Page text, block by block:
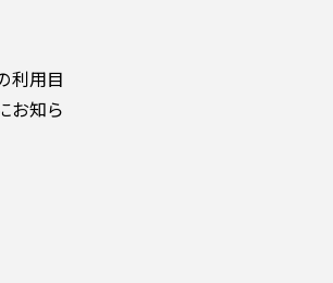
利用目
お知ら